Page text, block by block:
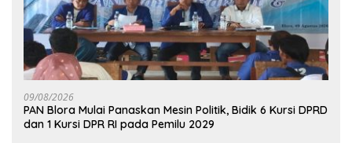
09/08/2026
‎PAN Blora Mulai Panaskan Mesin Politik, Bidik 6 Kursi DPRD
dan 1 Kursi DPR RI pada Pemilu 2029